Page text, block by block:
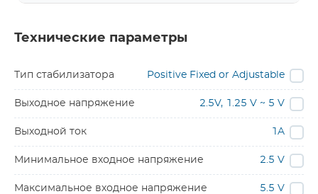
Технические параметры
Тип стабилизатора Positive Fixed or Adjustable
Выходное напряжение 2.5V, 1.25 V ~ 5 V
Выходной ток 1A
Минимальное входное напряжение 2.5 V
Максимальное входное напряжение 5.5 V